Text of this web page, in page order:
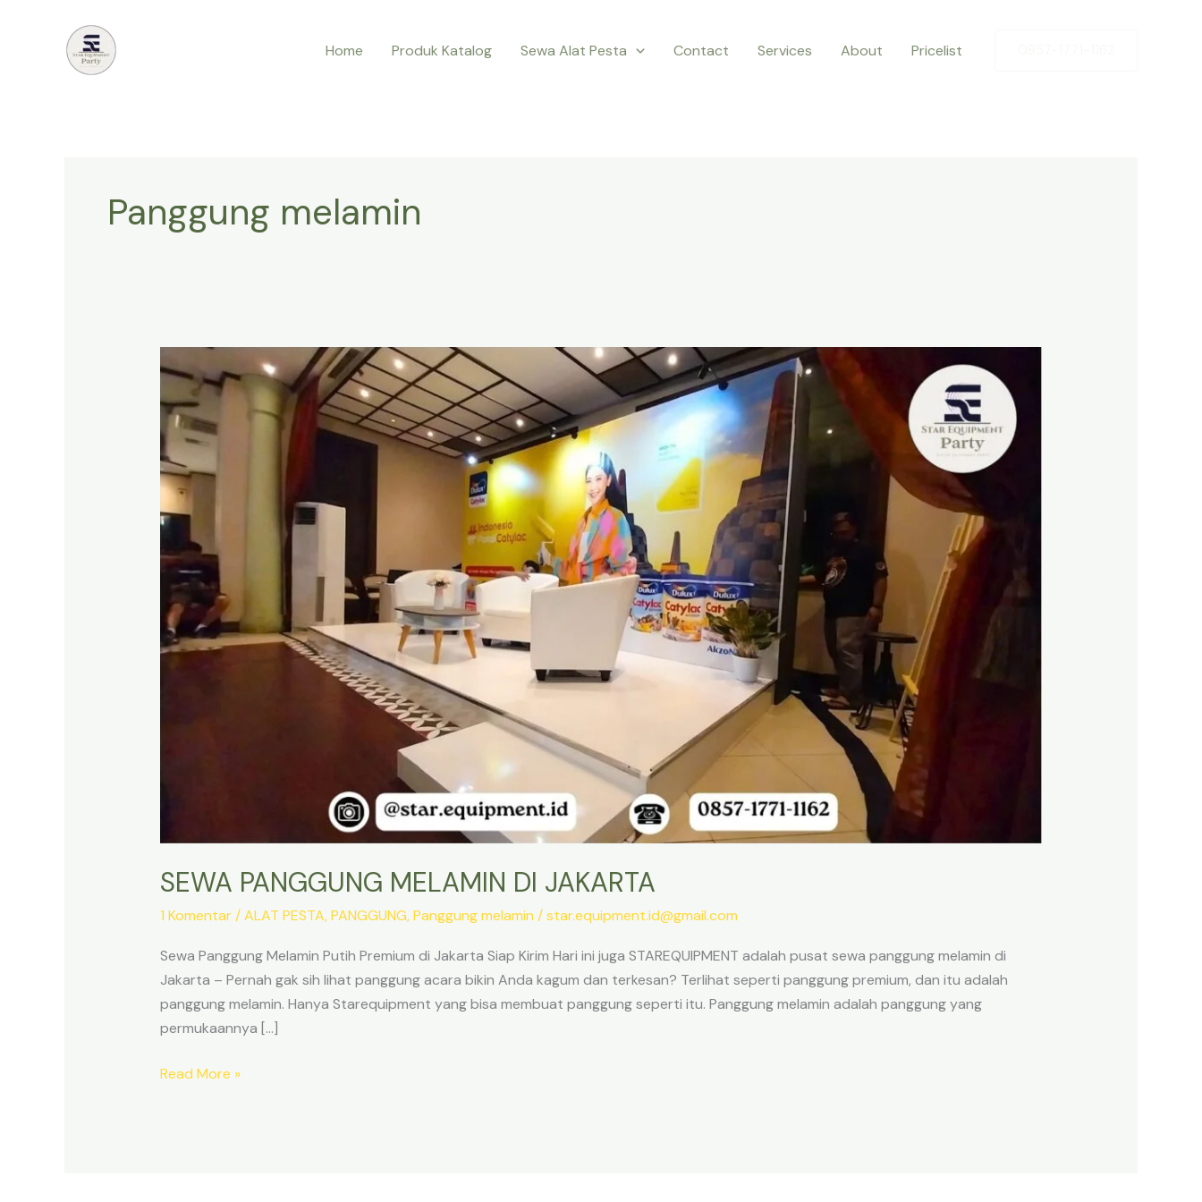
Home Produk Katalog Sewa Alat Pesta Contact Services About Pricelist
Panggung melamin
SEWA PANGGUNG MELAMIN DI JAKARTA
1 Komentar /ALAT PESTA,PANGGUNG,Panggung melamin /star.equipment.id@gmail.com
Sewa Panggung Melamin Putih Premium di Jakarta Siap Kirim Hari ini juga STAREQUIPMENT adalah pusat sewa panggung melamin di
Jakarta – Pernah gak sih lihat panggung acara bikin Anda kagum dan terkesan? Terlihat seperti panggung premium, dan itu adalah
panggung melamin. Hanya Starequipment yang bisa membuat panggung seperti itu. Panggung melamin adalah panggung yang
permukaannya […]
SEWA
Read More »